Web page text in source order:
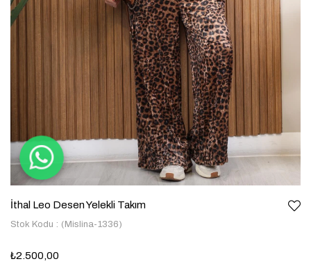
İthal Leo Desen Yelekli Takım
Stok Kodu (Mislina-1336)
₺2.500,00